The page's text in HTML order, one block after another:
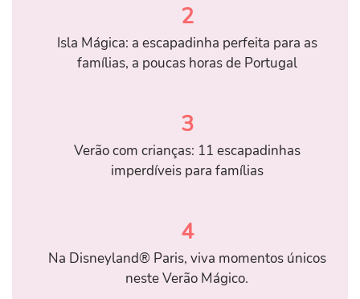
2
Isla Mágica: a escapadinha perfeita para as
famílias, a poucas horas de Portugal
3
Verão com crianças: 11 escapadinhas
imperdíveis para famílias
4
Na Disneyland® Paris, viva momentos únicos
neste Verão Mágico.